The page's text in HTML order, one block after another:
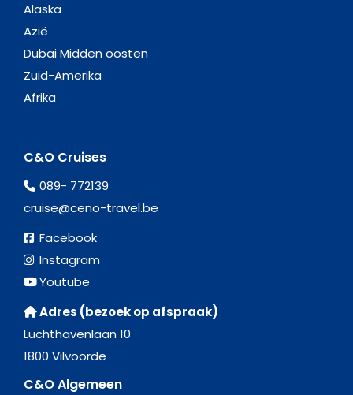
Alaska
Azië
Dubai Midden oosten
Zuid-Amerika
Afrika
C&O Cruises
089- 772139
cruise@ceno-travel.be
Facebook
Instagram
Youtube
Adres (bezoek op afspraak)
Luchthavenlaan 10
1800 Vilvoorde
C&O Algemeen